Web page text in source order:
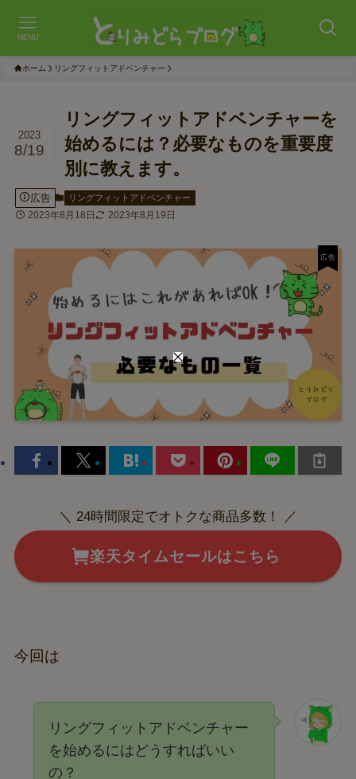
MENU
ホーム リングフィットアドベンチャー
リングフィットアドベンチャーを
始めるには？必要なものを重要度
別に教えます。
2023
8/19
広告 リングフィットアドベンチャー
2023年8月18日 2023年8月19日
＼ 24時間限定でオトクな商品多数！ ／
楽天タイムセールはこちら
今回は
リングフィットアドベンチャー
を始めるにはどうすればいい
の？